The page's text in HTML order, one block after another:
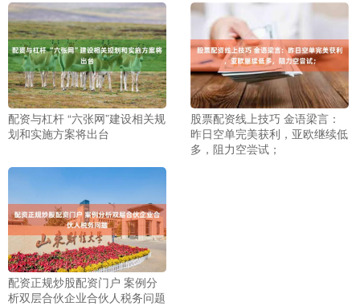
配资与杠杆 “六张网”建设相关规
划和实施方案将出台
股票配资线上技巧 金语梁言：
昨日空单完美获利，亚欧继续低
多，阻力空尝试；
配资正规炒股配资门户 案例分
析双层合伙企业合伙人税务问题